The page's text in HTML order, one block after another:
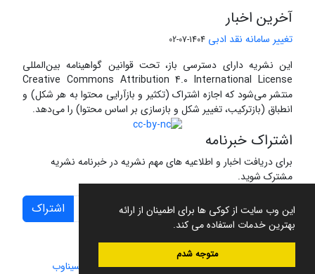
این وب سایت از کوکی ها برای اطمینان از ارائه
بهترین خدمات استفاده می کند.
متوجه شدم
آخرین اخبار
تغییر سامانه نقد ادبی 1404-07-02
این نشریه دارای دسترسی باز، تحت قوانین گواهینامه بین‌المللی
Creative Commons Attribution 4.0 International License
منتشر می‌شود که اجازه اشتراک (تکثیر و بازآرایی محتوا به هر شکل) و
انطباق (بازترکیب، تغییر شکل و بازسازی بر اساس محتوا) را می‌دهد.
اشتراک خبرنامه
برای دریافت اخبار و اطلاعیه های مهم نشریه در خبرنامه نشریه
مشترک شوید.
اشتراک
سامانه مدیریت نشریات علمی.طراحی و پیاده سازی از سیناوب